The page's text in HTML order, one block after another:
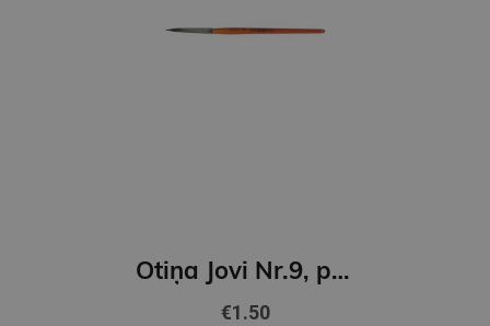
Otiņa Jovi Nr.9, ponija, apaļa
€1.50